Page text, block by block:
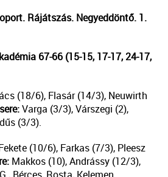
Rájátszás. Negyeddöntő. 1.
67-66 (15-15, 17-17, 24-17,
(18/6), Flasár (14/3), Neuwirth
Varga (3/3), Várszegi (2),
(3/3).
(10/6), Farkas (7/3), Pleesz
Makkos (10), Andrássy (12/3),